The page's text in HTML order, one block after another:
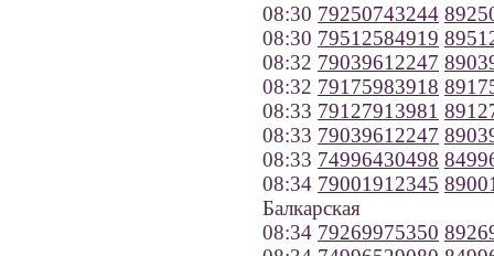
08:30 79250743244
08:30 79512584919
08:32 79039612247
08:32 79175983918
08:33 79127913981
08:33 79039612247
08:33 74996430498
08:34 79001912345
Балкарская
08:34 79269975350